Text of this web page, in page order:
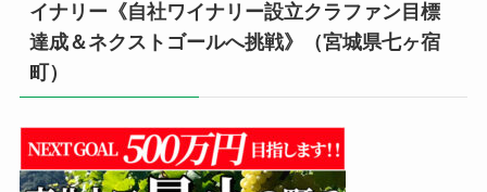
イナリー《自社ワイナリー設立クラファン目標
達成＆ネクストゴールへ挑戦》（宮城県七ヶ宿
町）